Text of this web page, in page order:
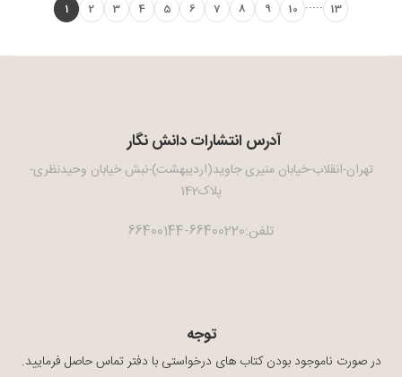
1 2 3 4 5 6 7 8 9 10 ..... 13
آدرس انتشارات دانش نگار
تهران-انقلاب-خیابان منیری جاوید(اردیبهشت)-نبش خیابان وحیدنظری-
پلاک142
تلفن:66400220-66400144
توجه
در صورت ناموجود بودن کتاب های درخواستی با دفتر تماس حاصل فرمایید.